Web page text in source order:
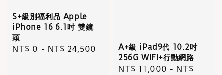
S+級別福利品 Apple
iPhone 16 6.1吋 雙鏡
頭
Regular
NT$ 0 - NT$ 24,500
A+級 iPad9代 10.2吋
256G WIFI+行動網路
Sale
NT$ 11,000 - NT$